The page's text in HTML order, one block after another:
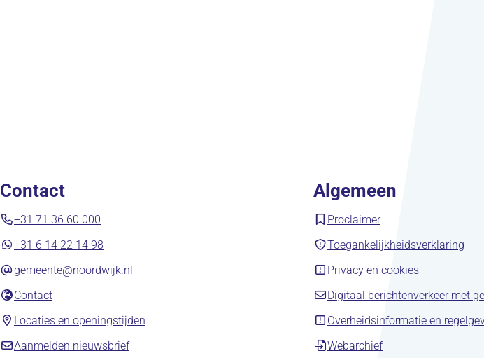
Contact
+31 71 36 60 000
+31 6 14 22 14 98
gemeente@noordwijk.nl
Contact(opent in nieuw tabblad)
Locaties en openingstijden
Aanmelden nieuwsbrief(opent in nieuw tabblad)
Algemeen
Proclaimer(opent in nieuw
Toegankelijkheidsverklaring
Privacy en cookies(opent in
Digitaal berichtenverkeer met
Overheidsinformatie en
Webarchief(opent in nieuw